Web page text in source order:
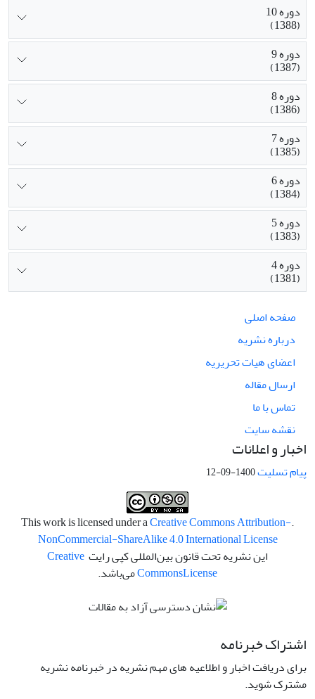
دوره 10
(1388)
دوره 9
(1387)
دوره 8
(1386)
دوره 7
(1385)
دوره 6
(1384)
دوره 5
(1383)
دوره 4
(1381)
صفحه اصلی
درباره نشریه
اعضای هیات تحریریه
ارسال مقاله
تماس با ما
نقشه سایت
اخبار و اعلانات
پیام تسلیت1400-09-12
.This work is licensed under a
Creative Commons Attribution-
NonCommercial-ShareAlike 4.0 International License
این نشریه تحت قانون بین‌المللی کپی رایت Creative
CommonsLicense می‌باشد.
اشتراک خبرنامه
برای دریافت اخبار و اطلاعیه های مهم نشریه در خبرنامه نشریه
مشترک شوید.